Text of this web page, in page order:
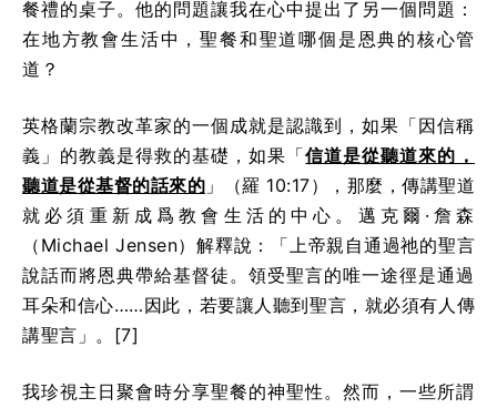
餐禮的桌子。他的問題讓我在心中提出了另一個問題：
在地方教會生活中，聖餐和聖道哪個是恩典的核心管
道？
英格蘭宗教改革家的一個成就是認識到，如果「因信稱
義」的教義是得救的基礎，如果「信道是從聽道來的，
聽道是從基督的話來的 」（羅 10:17），那麼，傳講聖道
就必須重新成爲教會生活的中心。邁克爾·詹森
（Michael Jensen）解釋說：「上帝親自通過祂的聖言
說話而將恩典帶給基督徒。領受聖言的唯一途徑是通過
耳朵和信心……因此，若要讓人聽到聖言，就必須有人傳
講聖言」。[7]
我珍視主日聚會時分享聖餐的神聖性。然而，一些所謂